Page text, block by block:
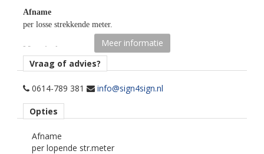
Afname
per losse strekkende meter.
Materiaaltype
opaak gekleurde snijfolie.
kenmerk belijming
vlak, licht gebogen.
Meer informatie
Vraag of advies?
0614-789 381 info@sign4sign.nl
Opties
Afname
per lopende str.meter